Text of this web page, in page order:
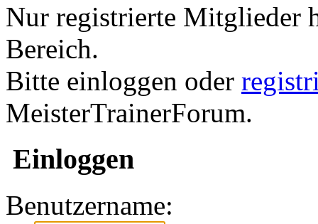
Nur registrierte Mitglieder
Bereich.
Bitte einloggen oder
MeisterTrainerForum.
Einloggen
Benutzername: